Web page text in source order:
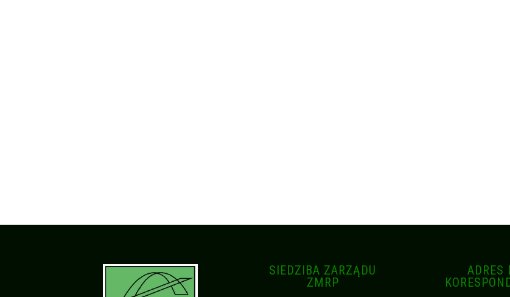
SIEDZIBA ZARZĄDU
ZMRP
ADRES